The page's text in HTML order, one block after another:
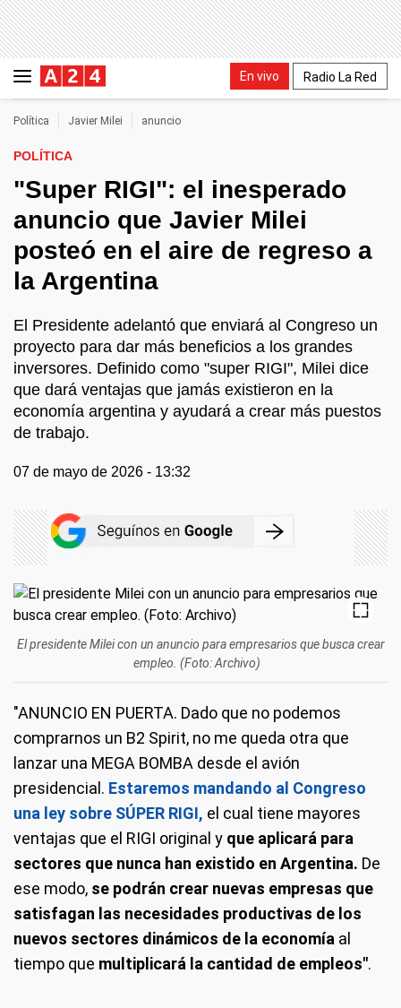
En vivo Radio La Red
Política Javier Milei anuncio
POLÍTICA
"Super RIGI": el inesperado
anuncio que Javier Milei
posteó en el aire de regreso a
la Argentina
El Presidente adelantó que enviará al Congreso un
proyecto para dar más beneficios a los grandes
inversores. Definido como "super RIGI", Milei dice
que dará ventajas que jamás existieron en la
economía argentina y ayudará a crear más puestos
de trabajo.
07 de mayo de 2026 - 13:32
El presidente Milei con un anuncio para empresarios que busca crear
empleo. (Foto: Archivo)
"ANUNCIO EN PUERTA. Dado que no podemos
comprarnos un B2 Spirit, no me queda otra que
lanzar una MEGA BOMBA desde el avión
presidencial. Estaremos mandando al Congreso
una ley sobre SÚPER RIGI, el cual tiene mayores
ventajas que el RIGI original y que aplicará para
sectores que nunca han existido en Argentina. De
ese modo, se podrán crear nuevas empresas que
satisfagan las necesidades productivas de los
nuevos sectores dinámicos de la economía al
tiempo que multiplicará la cantidad de empleos".